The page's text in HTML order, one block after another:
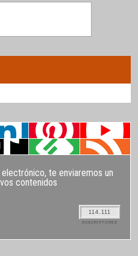
te enviaremos un
contenidos
114.111
SUSCRIPTORES